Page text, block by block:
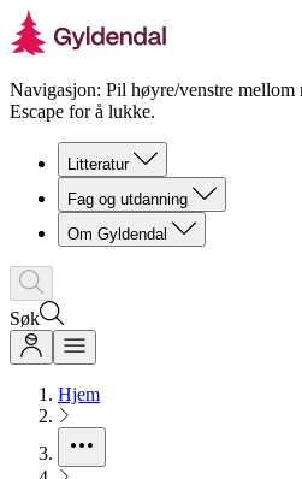
Navigasjon: Pil høyre/venstre mellom
Escape for å lukke.
Litteratur
Fag og utdanning
Om Gyldendal
Søk
Hjem